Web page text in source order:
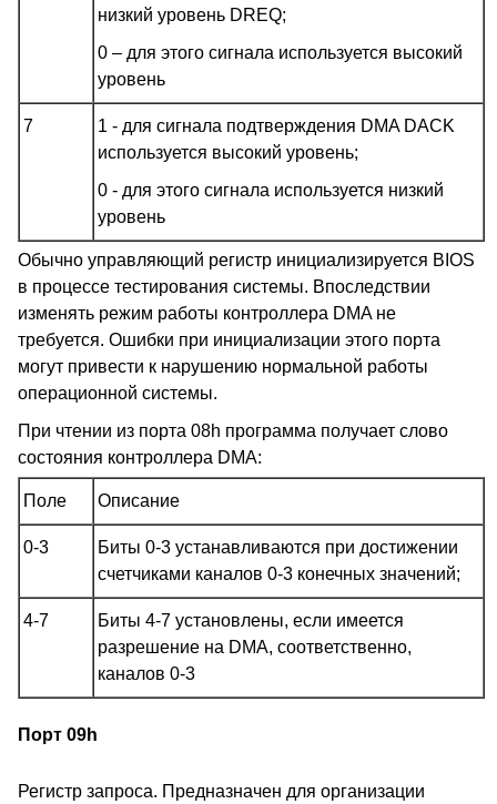
низкий уровень DREQ;
0 – для этого сигнала используется высокий
уровень
7
1 - для сигнала подтверждения DMA DACK
используется высокий уровень;
0 - для этого сигнала используется низкий
уровень
Обычно управляющий регистр инициализируется BIOS
в процессе тестирования системы. Впоследствии
изменять режим работы контроллера DMA не
требуется. Ошибки при инициализации этого порта
могут привести к нарушению нормальной работы
операционной системы.
При чтении из порта 08h программа получает слово
состояния контроллера DMA:
Поле Описание
0-3
Биты 0-3 устанавливаются при достижении
счетчиками каналов 0-3 конечных значений;
4-7
Биты 4-7 установлены, если имеется
разрешение на DMA, соответственно,
каналов 0-3
Порт 09h
Регистр запроса. Предназначен для организации